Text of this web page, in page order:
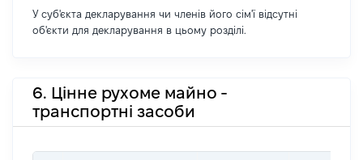
У суб'єкта декларування чи членів його сім'ї відсутні
об'єкти для декларування в цьому розділі.
6. Цінне рухоме майно -
транспортні засоби